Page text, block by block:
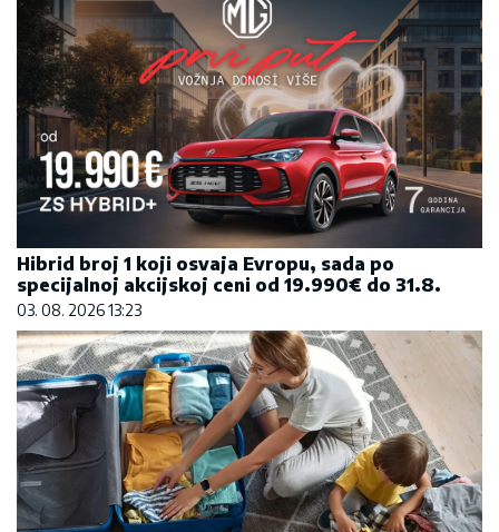
Hibrid broj 1 koji osvaja Evropu, sada po
specijalnoj akcijskoj ceni od 19.990€ do 31.8.
03. 08. 2026 13:23